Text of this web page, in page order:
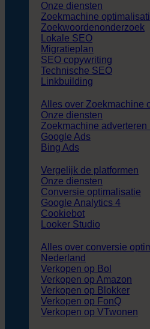
Onze diensten
Zoekmachine
Zoekwoordenonderzoek
Lokale SEO
Migratieplan
SEO copywriting
Technische SEO
Linkbuilding
Alles over Zoekmachine
Onze diensten
Zoekmachine adverteren
Google Ads
Bing Ads
Vergelijk de platformen
Onze diensten
Conversie optimalisatie
Google Analytics 4
Cookiebot
Looker Studio
Alles over conversie
Nederland
Verkopen op Bol
Verkopen op Amazon
Verkopen op Blokker
Verkopen op FonQ
Verkopen op VTwonen